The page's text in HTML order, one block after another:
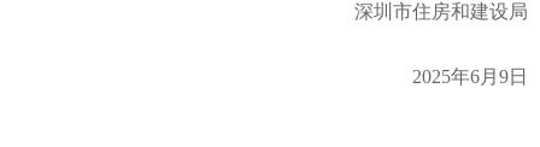
深圳市住房和建设局
2025年6月9日